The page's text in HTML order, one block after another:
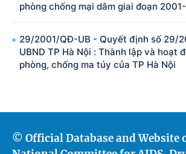
phòng chống mại dâm giai đoạn
29/2001/QĐ-UB - Quyết định số 29/
UBND TP Hà Nội : Thành lập và hoạt
phòng, chống ma túy của TP Hà Nội
© Official Database and Website